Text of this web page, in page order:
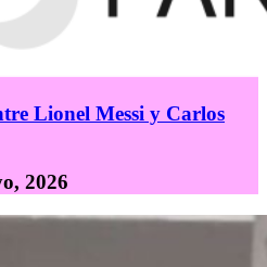
Lionel Messi y Carlos
2026